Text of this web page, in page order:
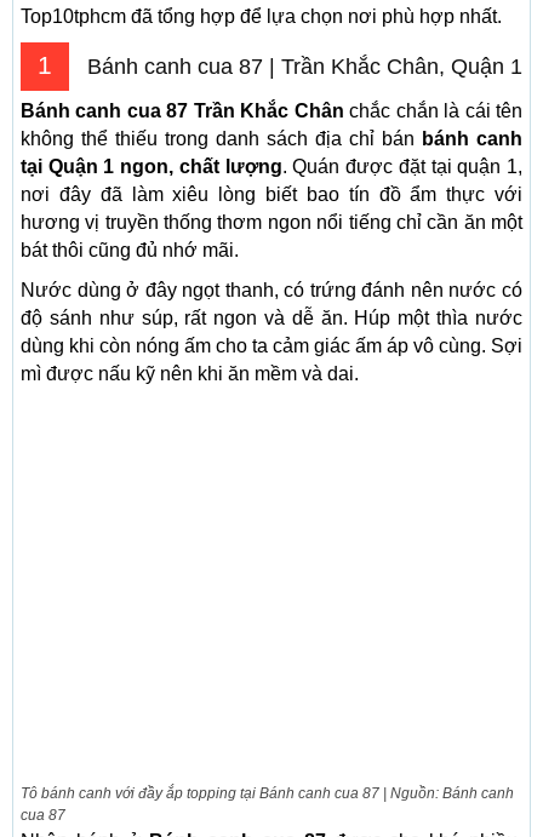
Top10tphcm đã tổng hợp để lựa chọn nơi phù hợp nhất.
1 Bánh canh cua 87 | Trần Khắc Chân, Quận 1
Bánh canh cua 87 Trần Khắc Chân chắc chắn là cái tên
không thể thiếu trong danh sách địa chỉ bán bánh canh
tại Quận 1 ngon, chất lượng. Quán được đặt tại quận 1,
nơi đây đã làm xiêu lòng biết bao tín đồ ẩm thực với
hương vị truyền thống thơm ngon nổi tiếng chỉ cần ăn một
bát thôi cũng đủ nhớ mãi.
Nước dùng ở đây ngọt thanh, có trứng đánh nên nước có
độ sánh như súp, rất ngon và dễ ăn. Húp một thìa nước
dùng khi còn nóng ấm cho ta cảm giác ấm áp vô cùng. Sợi
mì được nấu kỹ nên khi ăn mềm và dai.
Tô bánh canh với đầy ắp topping tại Bánh canh cua 87 | Nguồn: Bánh canh
cua 87